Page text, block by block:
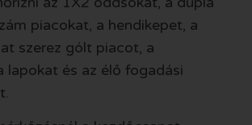
piacokat, a hendikepet, a
szerez gólt piacot, a
lapokat és az élő fogadási